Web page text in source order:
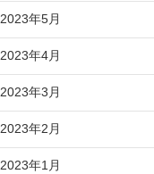
2023年5月
2023年4月
2023年3月
2023年2月
2023年1月